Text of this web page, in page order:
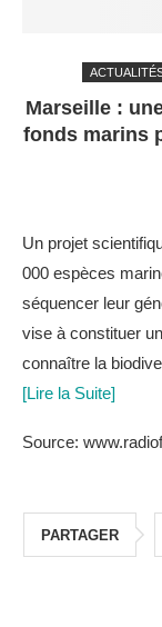
Marseille :
fonds marins
Un projet
000 espèces
séquencer leur
vise à constituer
connaître la
[Lire la Suite]
Source:
PARTAGER